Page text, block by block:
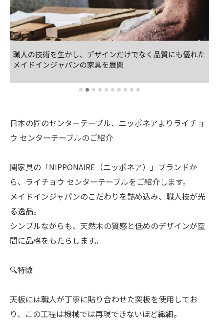
日本の匠のセンターテーブル、ニッポネアよりライチョ
ウ センターテーブルのご紹介
関家具の「NIPPONAIRE（ニッポネア）」ブランドか
ら、ライチョウ センターテーブルをご紹介します。
メイドインジャパンのこだわりを詰め込み、職人技が光
る逸品。
シンプルながらも、天然木の質感と低めのデザインが空
間に品格をもたらします。
🔍特徴
天板には職人が丁寧に貼り合わせた突板を使用してお
り、この工程は機械では再現できないほど繊細。